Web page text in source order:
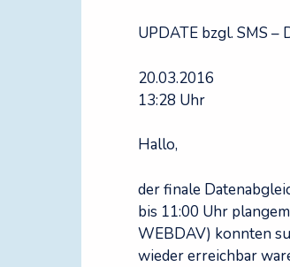
UPDATE bzgl. SMS
20.03.2016
13:28 Uhr
Hallo,
der finale
bis 11:00 Uhr
WEBDAV) konnten
wieder erreichbar